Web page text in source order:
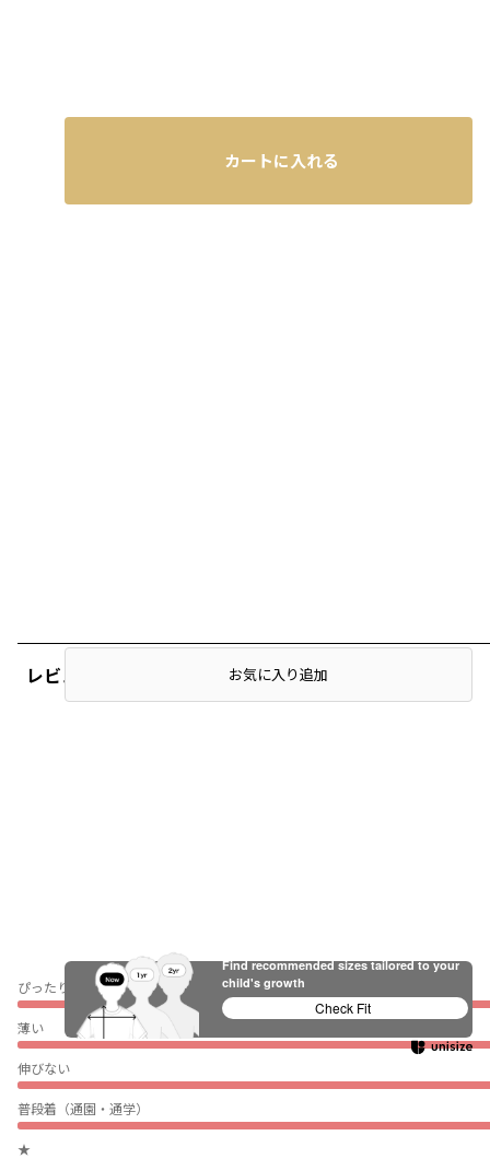
レビュー
ぴったり
薄い
伸びない
普段着（通園・通学）
★
カートに入れる
お気に入り追加
Find recommended sizes tailored to your
child's growth
Check Fit